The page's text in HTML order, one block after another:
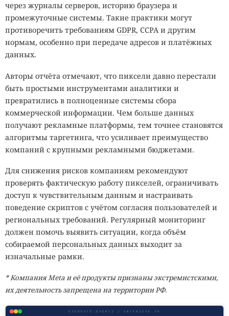
через журналы серверов, историю браузера и
промежуточные системы. Такие практики могут
противоречить требованиям GDPR, CCPA и другим
нормам, особенно при передаче адресов и платёжных
данных.
Авторы отчёта отмечают, что пиксели давно перестали
быть простыми инструментами аналитики и
превратились в полноценные системы сбора
коммерческой информации. Чем больше данных
получают рекламные платформы, тем точнее становятся
алгоритмы таргетинга, что усиливает преимущество
компаний с крупными рекламными бюджетами.
Для снижения рисков компаниям рекомендуют
проверять фактическую работу пикселей, ограничивать
доступ к чувствительным данным и настраивать
поведение скриптов с учётом согласия пользователей и
региональных требований. Регулярный мониторинг
должен помочь выявить ситуации, когда объём
собираемой персональных данныхвыходит за
изначальные рамки.
* Компания Meta и её продукты признаны экстремистскими,
их деятельность запрещена на территории РФ.
USERGATE-EVENTS / INTENSIVE.SH